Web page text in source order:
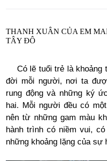
THANH XUÂN CỦA EM
TÂY ĐÔ
Có lẽ tuổi trẻ là khoảng
đời mỗi người, nơi ta
rung động và những ký
hai. Mỗi người đều có
nên từ những gam màu
hành trình có niềm vui,
những khoảng lặng của sự